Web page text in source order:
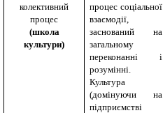
колективний
процес
(школа
культури)
процес соціальної
взаємодії,
заснований на
загальному
переконанні і
розумінні.
Культура
(домінуючи на
підприємстві